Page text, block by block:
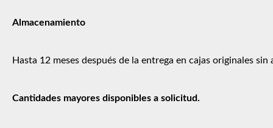
Almacenamiento
Hasta 12 meses después de la entrega en cajas originales
Cantidades mayores disponibles a solicitud.